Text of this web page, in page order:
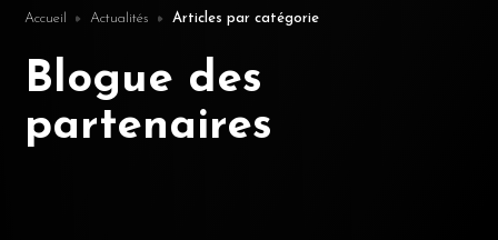
Accueil Actualités Articles par catégorie
Blogue des
partenaires